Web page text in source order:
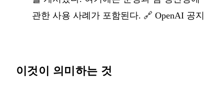
관한 사용 사례가 포함된다. 🔗 OpenAI 공지
이것이 의미하는 것